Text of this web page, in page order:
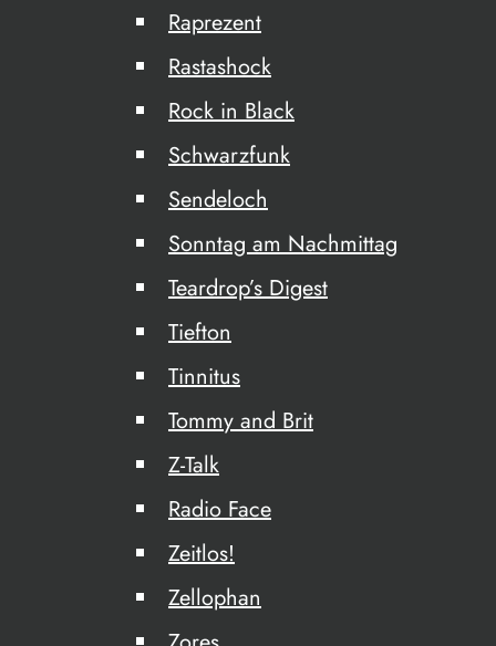
Raprezent
Rastashock
Rock in Black
Schwarzfunk
Sendeloch
Sonntag am Nachmittag
Teardrop’s Digest
Tiefton
Tinnitus
Tommy and Brit
Z-Talk
Radio Face
Zeitlos!
Zellophan